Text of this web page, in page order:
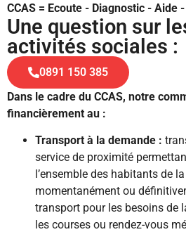
CCAS = Ecoute - Diagnostic - Aide
Une question sur
activités sociales :
0891 150 385
Dans le cadre du CCAS, notre
financièrement au :
Transport à la demande :
service de proximité
l’ensemble des habitants de
momentanément ou
transport pour les besoins de
les courses ou rendez-vous